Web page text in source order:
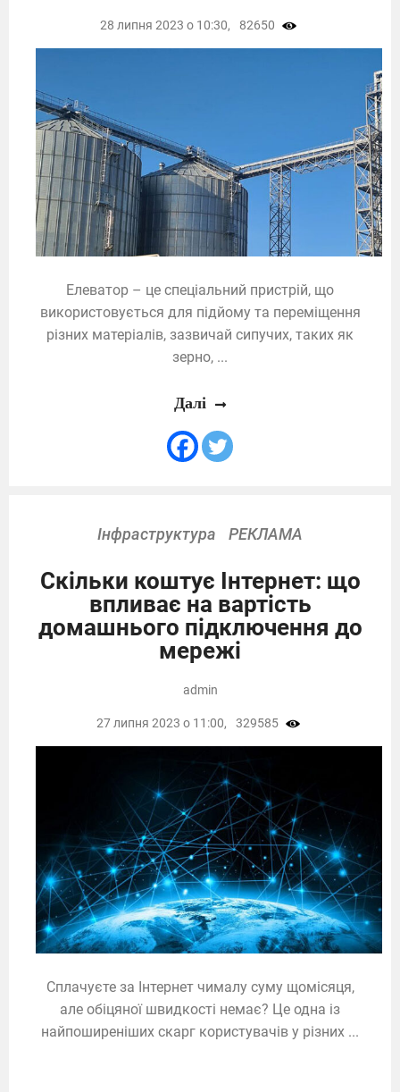
Елеватор – це спеціальний пристрій, що
використовується для підйому та переміщення
різних матеріалів, зазвичай сипучих, таких як
зерно, ...
28 липня 2023 о 10:30, 82650
Далі
Інфраструктура РЕКЛАМА
Скільки коштує Інтернет: що
впливає на вартість
домашнього підключення до
мережі
Сплачуєте за Інтернет чималу суму щомісяця,
але обіцяної швидкості немає? Це одна із
найпоширеніших скарг користувачів у різних ...
admin
27 липня 2023 о 11:00, 329585